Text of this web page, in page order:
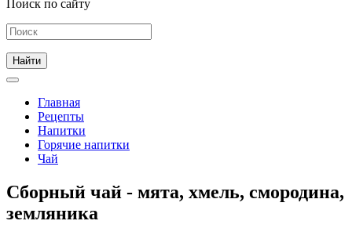
Поиск по сайту
Главная
Рецепты
Напитки
Горячие напитки
Чай
Сборный чай - мята, хмель, смородина,
земляника